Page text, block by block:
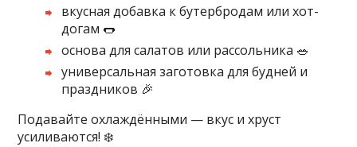
вкусная добавка к бутербродам или хот-
догам 🌭
основа для салатов или рассольника 🥗
универсальная заготовка для будней и
праздников 🎉
Подавайте охлаждёнными — вкус и хруст
усиливаются! ❄️